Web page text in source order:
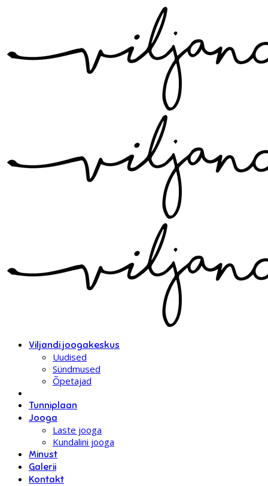
Viljandi joogakeskus
Uudised
Sündmused
Õpetajad
Tunniplaan
Jooga
Laste jooga
Kundalini jooga
Minust
Galerii
Kontakt